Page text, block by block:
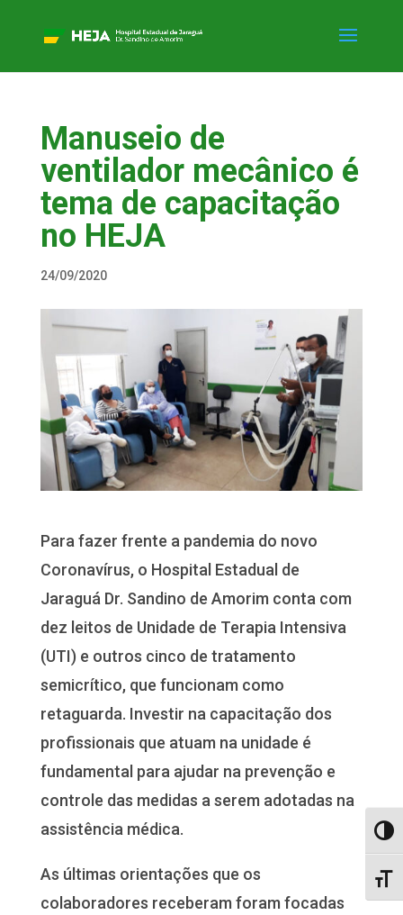
Manuseio de
ventilador mecânico é
tema de capacitação
no HEJA
24/09/2020
Para fazer frente a pandemia do novo
Coronavírus, o Hospital Estadual de
Jaraguá Dr. Sandino de Amorim conta com
dez leitos de Unidade de Terapia Intensiva
(UTI) e outros cinco de tratamento
semicrítico, que funcionam como
retaguarda. Investir na capacitação dos
profissionais que atuam na unidade é
fundamental para ajudar na prevenção e
controle das medidas a serem adotadas na
assistência médica.
As últimas orientações que os
colaboradores receberam foram focadas